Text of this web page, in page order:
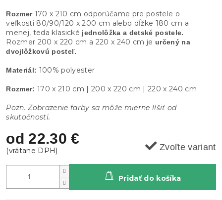
od 22.30 €
Zvoľte variant
Pridať do košíka
Rozmer170 x 210 cm odporúčame pre postele o
veľkosti 80/90/120 x 200 cm alebo dĺžke 180 cm a
menej, teda klasické jednolôžka a detské postele.
Rozmer 200 x 220 cm a 220 x 240 cm je určený na
dvojlôžkovú posteľ.
Materiál: 100% polyester
Rozmer: 170 x 210 cm | 200 x 220 cm | 220 x 240 cm
Pozn. Zobrazenie farby sa môže mierne líšiť od
skutočnosti.